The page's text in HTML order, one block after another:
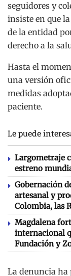
seguidores y
insiste en que
de la entidad
derecho a la
Hasta el
una versión
medidas
paciente.
Le puede
Largometraje
estreno
Gobernación
artesanal y
Colombia, las
Magdalena
internacional
Fundación y
La denuncia ha